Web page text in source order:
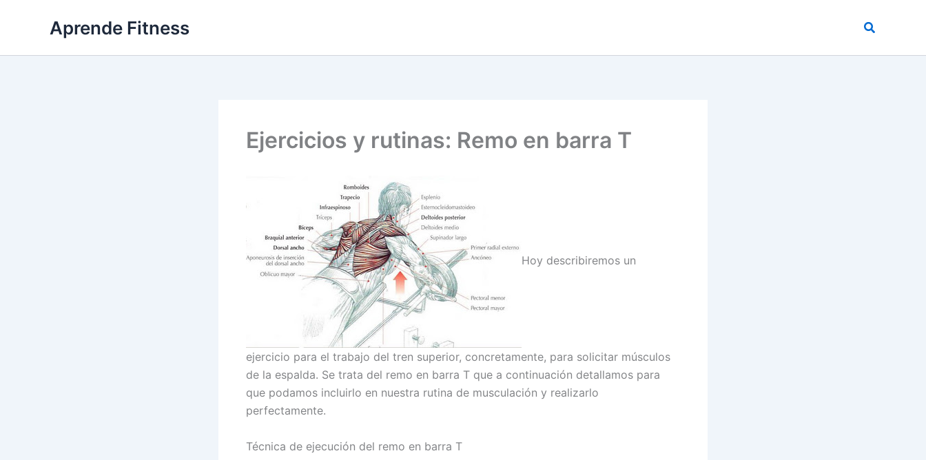
Aprende Fitness Buscar
Ejercicios y rutinas: Remo en barra T
Hoy describiremos un
ejercicio para el trabajo del tren superior, concretamente, para solicitar músculos
de la espalda. Se trata del remo en barra T que a continuación detallamos para
que podamos incluirlo en nuestra rutina de musculación y realizarlo
perfectamente.
Técnica de ejecución del remo en barra T